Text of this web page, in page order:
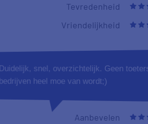
Tevredenheid
Vriendelijkheid
Duidelijk, snel, overzichtelijk. Geen
bedrijven heel moe van wordt;)
Aanbevelen